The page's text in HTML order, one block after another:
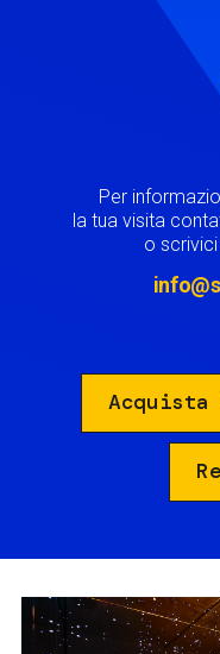
Per
la tua visita
o